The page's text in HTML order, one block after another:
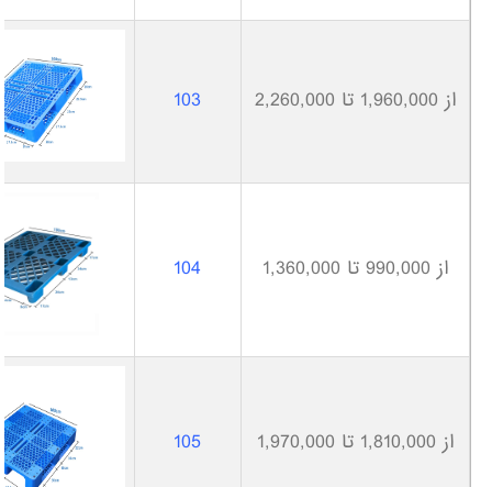
از 1,960,000 تا 2,260,000 103
از 990,000 تا 1,360,000 104
از 1,810,000 تا 1,970,000 105